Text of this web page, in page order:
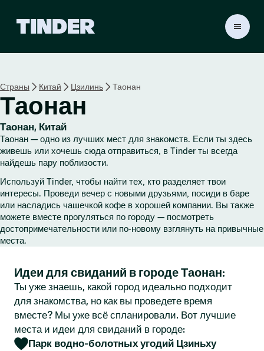
а
р
а
н
ц
а
T
i
n
r
Страны Китай Цзилинь Таонан
Таонан
Таонан, Китай
Таонан — одно из лучших мест для знакомств. Если ты здесь
живешь или хочешь сюда отправиться, в Tinder ты всегда
найдешь пару поблизости.
Используй Tinder, чтобы найти тех, кто разделяет твои
интересы. Проведи вечер с новыми друзьями, посиди в баре
или насладись чашечкой кофе в хорошей компании. Вы также
можете вместе прогуляться по городу — посмотреть
достопримечательности или по-новому взглянуть на привычные
места.
Идеи для свиданий в городе Таонан:
Ты уже знаешь, какой город идеально подходит
для знакомства, но как вы проведете время
вместе? Мы уже всё спланировали. Вот лучшие
места и идеи для свиданий в городе:
Парк водно-болотных угодий Цзиньху